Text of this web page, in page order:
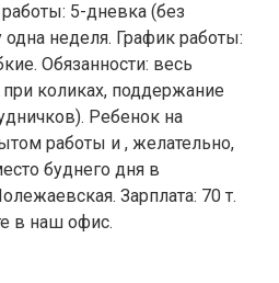
5-дневка (без
неделя. График работы:
Обязанности: весь
коликах, поддержание
Ребенок на
работы и , желательно,
буднего дня в
Зарплата: 70 т.
в наш офис.